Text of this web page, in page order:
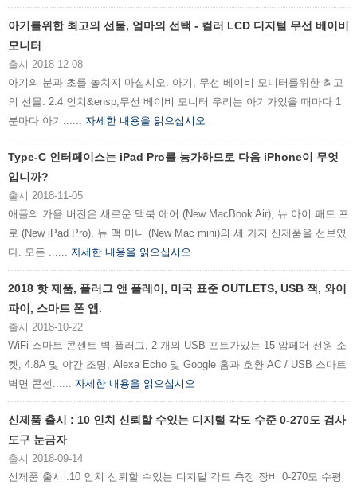
아기를위한 최고의 선물, 엄마의 선택 - 컬러 LCD 디지털 무선 베이비
모니터
출시 2018-12-08
아기의 분과 초를 놓치지 마십시오. 아기, 무선 베이비 모니터를위한 최고
의 선물. 2.4 인치&ensp;무선 베이비 모니터 우리는 아기가있을 때마다 1
분마다 아기...... 자세한 내용을 읽으십시오
Type-C 인터페이스는 iPad Pro를 능가하므로 다음 iPhone이 무엇
입니까?
출시 2018-11-05
애플의 가을 버전은 새로운 맥북 에어 (New MacBook Air), 뉴 아이 패드 프
로 (New iPad Pro), 뉴 맥 미니 (New Mac mini)의 세 가지 신제품을 선보였
다. 모든 ...... 자세한 내용을 읽으십시오
2018 핫 제품, 플러그 앤 플레이, 미국 표준 OUTLETS, USB 잭, 와이
파이, 스마트 폰 앱.
출시 2018-10-22
WiFi 스마트 콘센트 벽 플러그, 2 개의 USB 포트가있는 15 암페어 전원 소
켓, 4.8A 및 야간 조명, Alexa Echo 및 Google 홈과 호환 AC / USB 스마트
벽면 콘센...... 자세한 내용을 읽으십시오
신제품 출시 : 10 인치 신뢰할 수있는 디지털 각도 수준 0-270도 검사
도구 눈금자
출시 2018-09-14
신제품 출시 :10 인치 신뢰할 수있는 디지털 각도 측정 장비 0-270도 수평